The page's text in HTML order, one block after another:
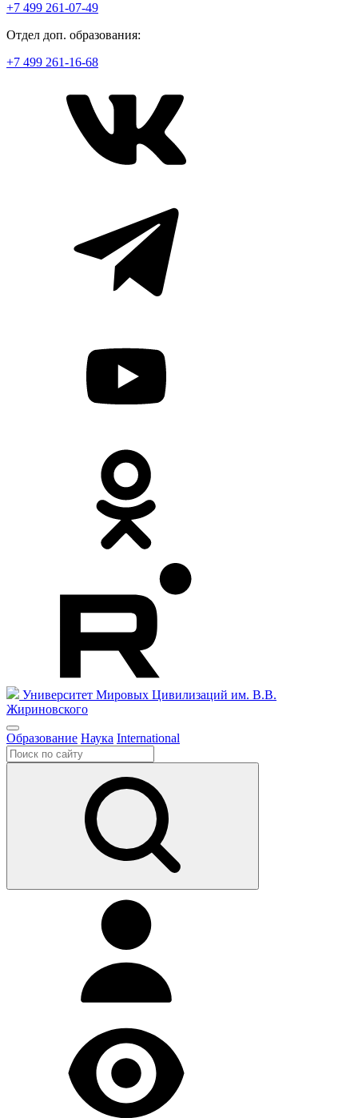
+7 499 261-07-49
Отдел доп. образования:
+7 499 261-16-68
Университет Мировых Цивилизаций им. В.В.
Жириновского
Образование Наука International